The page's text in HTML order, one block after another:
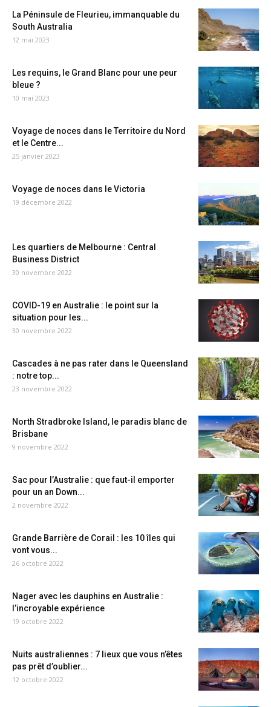
La Péninsule de Fleurieu, immanquable du
South Australia
12 mai 2023
Les requins, le Grand Blanc pour une peur
bleue ?
10 mai 2023
Voyage de noces dans le Territoire du Nord
et le Centre...
25 janvier 2023
Voyage de noces dans le Victoria
19 décembre 2022
Les quartiers de Melbourne : Central
Business District
30 novembre 2022
COVID-19 en Australie : le point sur la
situation pour les...
30 novembre 2022
Cascades à ne pas rater dans le Queensland
: notre top...
23 novembre 2022
North Stradbroke Island, le paradis blanc de
Brisbane
9 novembre 2022
Sac pour l’Australie : que faut-il emporter
pour un an Down...
2 novembre 2022
Grande Barrière de Corail : les 10 îles qui
vont vous...
26 octobre 2022
Nager avec les dauphins en Australie :
l’incroyable expérience
19 octobre 2022
Nuits australiennes : 7 lieux que vous n’êtes
pas prêt d’oublier...
12 octobre 2022